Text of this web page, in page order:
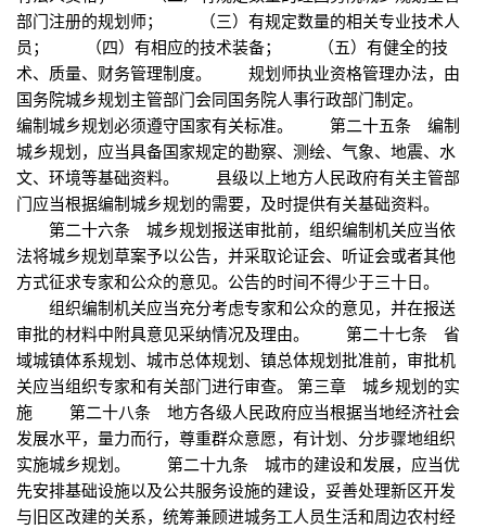
部门注册的规划师； （三）有规定数量的相关专业技术人
员； （四）有相应的技术装备； （五）有健全的技
术、质量、财务管理制度。 规划师执业资格管理办法，由
国务院城乡规划主管部门会同国务院人事行政部门制定。
编制城乡规划必须遵守国家有关标准。 第二十五条 编制
城乡规划，应当具备国家规定的勘察、测绘、气象、地震、水
文、环境等基础资料。 县级以上地方人民政府有关主管部
门应当根据编制城乡规划的需要，及时提供有关基础资料。
第二十六条 城乡规划报送审批前，组织编制机关应当依
法将城乡规划草案予以公告，并采取论证会、听证会或者其他
方式征求专家和公众的意见。公告的时间不得少于三十日。
组织编制机关应当充分考虑专家和公众的意见，并在报送
审批的材料中附具意见采纳情况及理由。 第二十七条 省
域城镇体系规划、城市总体规划、镇总体规划批准前，审批机
关应当组织专家和有关部门进行审查。 第三章 城乡规划的实
施 第二十八条 地方各级人民政府应当根据当地经济社会
发展水平，量力而行，尊重群众意愿，有计划、分步骤地组织
实施城乡规划。 第二十九条 城市的建设和发展，应当优
先安排基础设施以及公共服务设施的建设，妥善处理新区开发
与旧区改建的关系，统筹兼顾进城务工人员生活和周边农村经